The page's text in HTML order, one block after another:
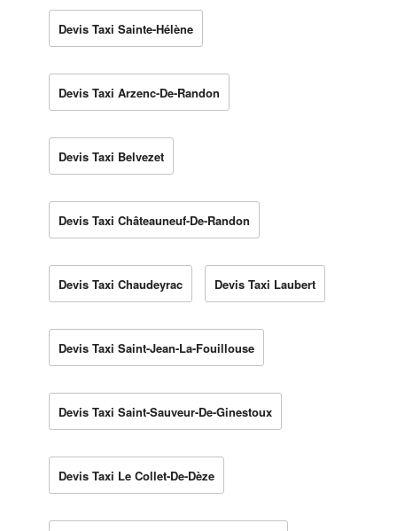
Devis Taxi Sainte-Hélène
Devis Taxi Arzenc-De-Randon
Devis Taxi Belvezet
Devis Taxi Châteauneuf-De-Randon
Devis Taxi Chaudeyrac Devis Taxi Laubert
Devis Taxi Saint-Jean-La-Fouillouse
Devis Taxi Saint-Sauveur-De-Ginestoux
Devis Taxi Le Collet-De-Dèze